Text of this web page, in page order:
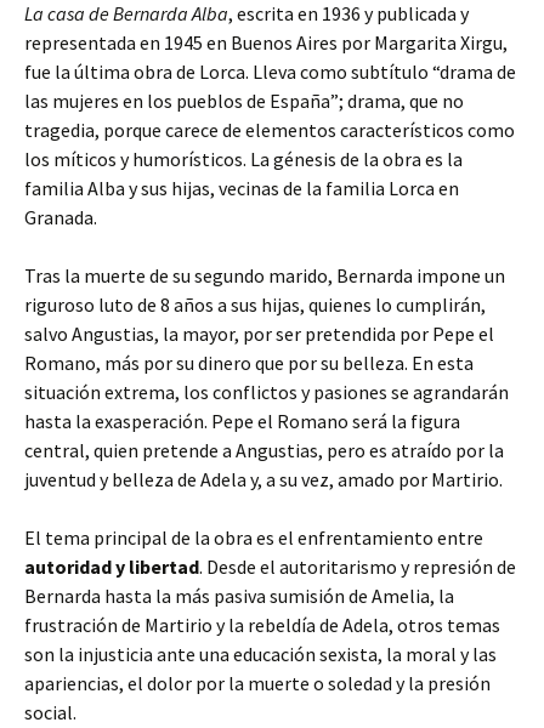
La casa de Bernarda Alba, escrita en 1936 y publicada y
representada en 1945 en Buenos Aires por Margarita Xirgu,
fue la última obra de Lorca. Lleva como subtítulo “drama de
las mujeres en los pueblos de España”; drama, que no
tragedia, porque carece de elementos característicos como
los míticos y humorísticos. La génesis de la obra es la
familia Alba y sus hijas, vecinas de la familia Lorca en
Granada.
Tras la muerte de su segundo marido, Bernarda impone un
riguroso luto de 8 años a sus hijas, quienes lo cumplirán,
salvo Angustias, la mayor, por ser pretendida por Pepe el
Romano, más por su dinero que por su belleza. En esta
situación extrema, los conflictos y pasiones se agrandarán
hasta la exasperación. Pepe el Romano será la figura
central, quien pretende a Angustias, pero es atraído por la
juventud y belleza de Adela y, a su vez, amado por Martirio.
El tema principal de la obra es el enfrentamiento entre
autoridad y libertad. Desde el autoritarismo y represión de
Bernarda hasta la más pasiva sumisión de Amelia, la
frustración de Martirio y la rebeldía de Adela, otros temas
son la injusticia ante una educación sexista, la moral y las
apariencias, el dolor por la muerte o soledad y la presión
social.